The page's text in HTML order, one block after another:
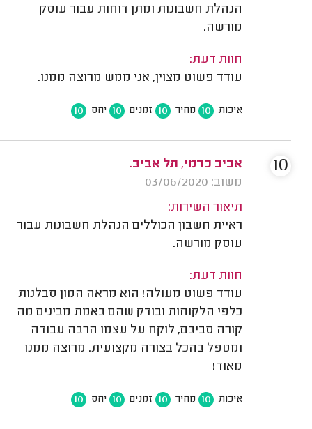
הנהלת חשבונות ומתן דוחות עבור עוסק
מורשה.
חוות דעת:
עודד פשוט מצוין, אני ממש מרוצה ממנו.
איכות 10 מחיר 10 זמנים 10 יחס 10
אביב כרמי, תל אביב.
משוב: 03/06/2020
תיאור השירות:
ראיית חשבון הכוללים הנהלת חשבונות עבור
עוסק מורשה.
חוות דעת:
עודד פשוט מעולה! הוא מראה המון סבלנות
כלפי הלקוחות ובודק שהם באמת מבינים מה
קורה סביבם, לוקח על עצמו הרבה עבודה
ומטפל בהכל בצורה מקצועית. מרוצה ממנו
מאוד!
איכות 10 מחיר 10 זמנים 10 יחס 10
10